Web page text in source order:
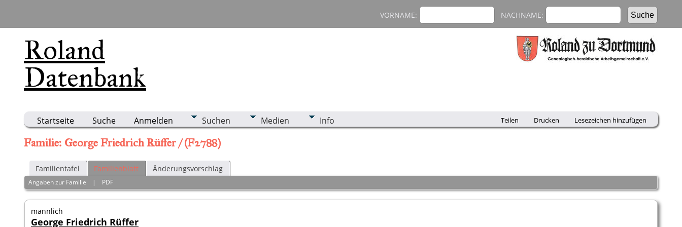
Roland
Datenbank
VORNAME: NACHNAME:
Startseite Suche Anmelden Suchen Medien Info Teilen Drucken Lesezeichen hinzufügen
Familie: George Friedrich Rüffer / (F2788)
Familientafel Familienblatt Änderungsvorschlag
Angaben zur Familie | PDF
männlich
George Friedrich Rüffer